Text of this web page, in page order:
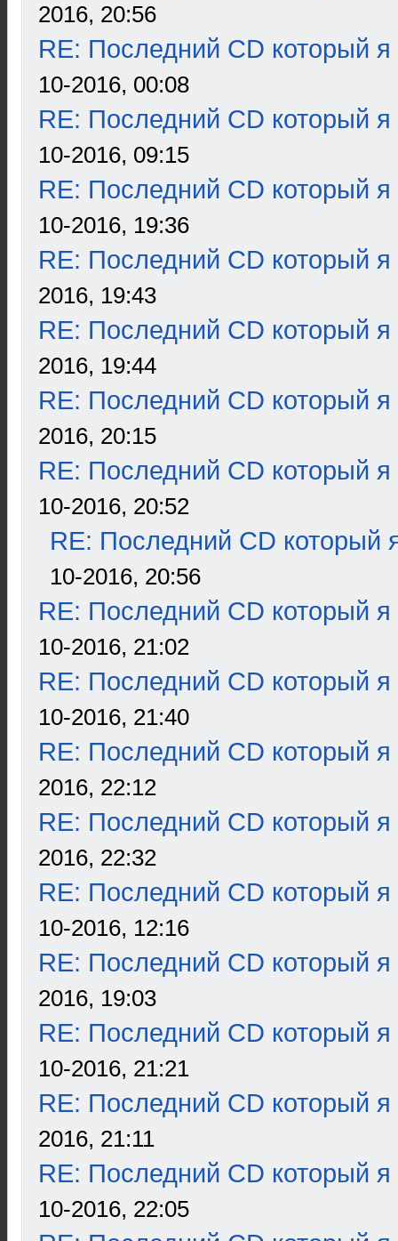
2016, 20:56
RE: Последний CD который я
10-2016, 00:08
RE: Последний CD который я
10-2016, 09:15
RE: Последний CD который я
10-2016, 19:36
RE: Последний CD который я
2016, 19:43
RE: Последний CD который я
2016, 19:44
RE: Последний CD который я
2016, 20:15
RE: Последний CD который я
10-2016, 20:52
RE: Последний CD который
10-2016, 20:56
RE: Последний CD который я
10-2016, 21:02
RE: Последний CD который я
10-2016, 21:40
RE: Последний CD который я
2016, 22:12
RE: Последний CD который я
2016, 22:32
RE: Последний CD который я
10-2016, 12:16
RE: Последний CD который я
2016, 19:03
RE: Последний CD который я
10-2016, 21:21
RE: Последний CD который я
2016, 21:11
RE: Последний CD который я
10-2016, 22:05